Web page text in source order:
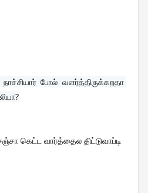
போல் வளர்த்திருக்கறதா
கெட்ட வார்த்தைல திட்டுவாப்டி